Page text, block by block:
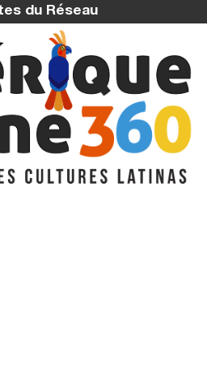
du Réseau